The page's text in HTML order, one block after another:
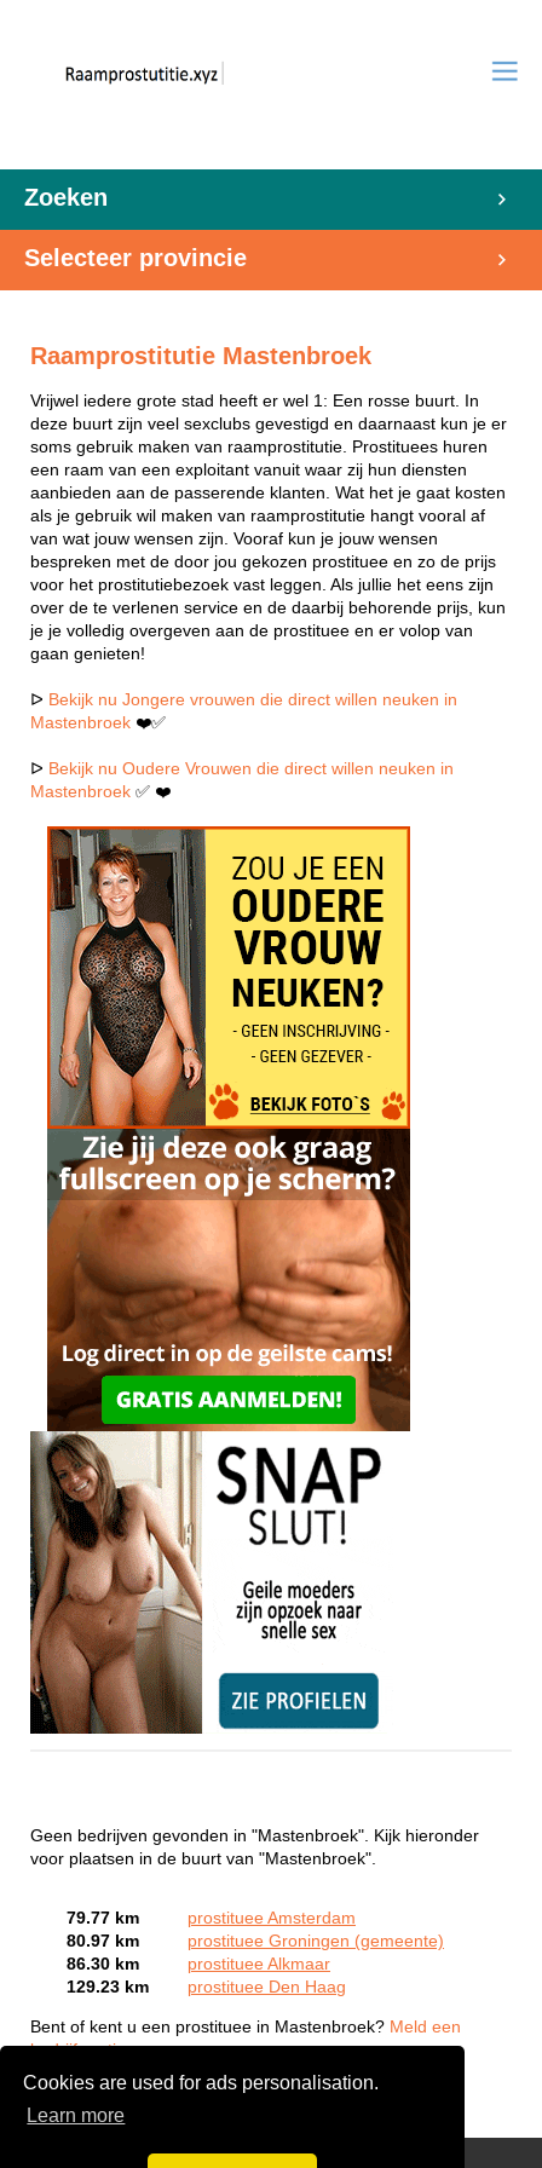
Cookies are used for ads personalisation.
Learn more
Zoeken
Selecteer provincie
Raamprostitutie Mastenbroek
Vrijwel iedere grote stad heeft er wel 1: Een rosse buurt. In
deze buurt zijn veel sexclubs gevestigd en daarnaast kun je er
soms gebruik maken van raamprostitutie. Prostituees huren
een raam van een exploitant vanuit waar zij hun diensten
aanbieden aan de passerende klanten. Wat het je gaat kosten
als je gebruik wil maken van raamprostitutie hangt vooral af
van wat jouw wensen zijn. Vooraf kun je jouw wensen
bespreken met de door jou gekozen prostituee en zo de prijs
voor het prostitutiebezoek vast leggen. Als jullie het eens zijn
over de te verlenen service en de daarbij behorende prijs, kun
je je volledig overgeven aan de prostituee en er volop van
gaan genieten!
ᐅ Bekijk nu Jongere vrouwen die direct willen neuken in
Mastenbroek ❤️✅
ᐅ Bekijk nu Oudere Vrouwen die direct willen neuken in
Mastenbroek ✅ ❤️
Geen bedrijven gevonden in "Mastenbroek". Kijk hieronder
voor plaatsen in de buurt van "Mastenbroek".
79.77 km
prostituee Amsterdam
80.97 km
prostituee Groningen (gemeente)
86.30 km
prostituee Alkmaar
129.23 km
prostituee Den Haag
Bent of kent u een prostituee in Mastenbroek? Meld een
bedrijf gratis aan